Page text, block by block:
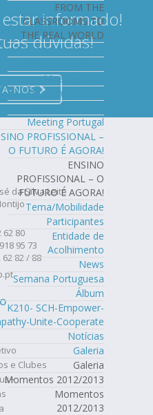
FROM THE
CLASSROOMS TO
THE REAL WORLD
Meeting da Turquia
Meeting Itália
Meeting Estónia
Meeting Polónia
Meeting Portugal
PROFISSIONAL –
O FUTURO É AGORA!
ENSINO
PROFISSIONAL – O
FUTURO É AGORA!
Tema/Mobilidade
Participantes
Entidade de
Acolhimento
News
Semana Portuguesa
Álbum
K210- SCH-Empower-
Unite-Cooperate
Notícias
Galeria
Galeria
Momentos 2012/2013
Momentos
2012/2013
informado!
dúvidas!
NOS
da Silva Leite
62 80
95 73
62 82 / 88
e Clubes